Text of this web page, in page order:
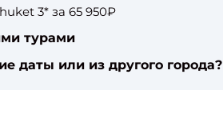
3* за 65 950₽
турами
даты или из другого города?